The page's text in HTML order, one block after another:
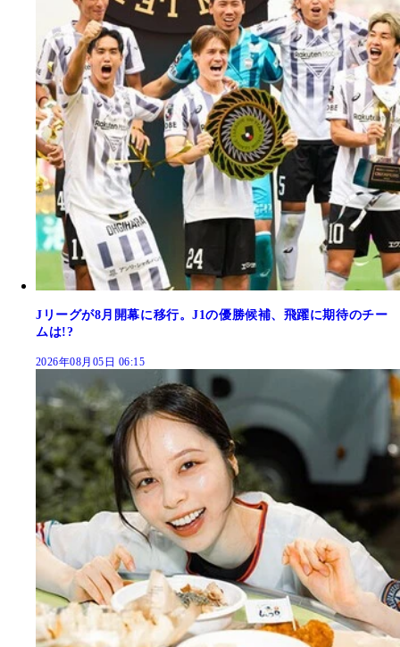
Jリーグが8月開幕に移行。J1の優勝候補、飛躍に期待のチー
ムは!?
2026年08月05日 06:15